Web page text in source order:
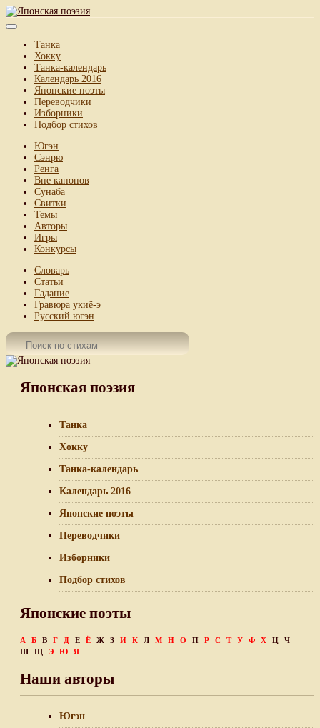
Танка
Хокку
Танка-календарь
Календарь 2016
Японские поэты
Переводчики
Изборники
Подбор стихов
Югэн
Сэнрю
Ренга
Вне канонов
Сунаба
Свитки
Темы
Авторы
Игры
Конкурсы
Словарь
Статьи
Гадание
Гравюра укиё-э
Русский югэн
Японская поэзия
Танка
Хокку
Танка-календарь
Календарь 2016
Японские поэты
Переводчики
Изборники
Подбор стихов
Японские поэты
А Б В Г Д Е Ё Ж З И К Л М Н О П Р С Т У Ф Х Ц
Ч
Ш
Щ Э Ю Я
Наши авторы
Югэн